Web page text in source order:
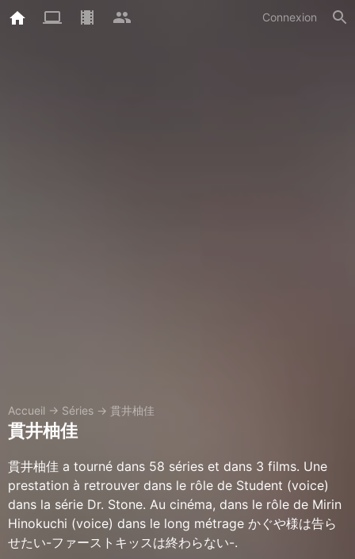
Connexion
Accueil → Séries → 貫井柚佳
貫井柚佳
貫井柚佳 a tourné dans 58 séries et dans 3 films. Une
prestation à retrouver dans le rôle de Student (voice)
dans la série Dr. Stone. Au cinéma, dans le rôle de Mirin
Hinokuchi (voice) dans le long métrage かぐや様は告ら
せたい-ファーストキッスは終わらない-.